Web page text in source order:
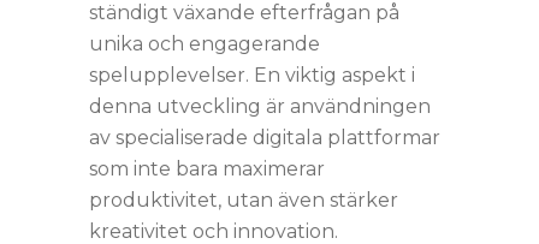
ständigt växande efterfrågan på
unika och engagerande
spelupplevelser. En viktig aspekt i
denna utveckling är användningen
av specialiserade digitala plattformar
som inte bara maximerar
produktivitet, utan även stärker
kreativitet och innovation.